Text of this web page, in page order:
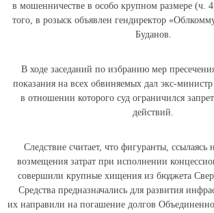
в мошенничестве в особо крупном размере (ч.
того, в розыск объявлен гендиректор
Буданов.
В ходе заседаний по избранию мер
показания на всех обвиняемых дал экс-
в отношении которого суд ограничился
действий.
Следствие считает, что фигуранты, ссылаясь
возмещения затрат при исполнении
совершили крупные хищения из бюджета
Средства предназначались для развития
их направили на погашение долгов